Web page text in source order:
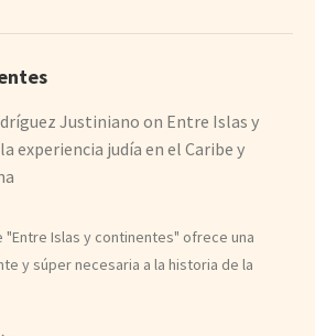
Justiniano on Entre Islas y
experiencia judía en el Caribe y
"Entre Islas y continentes" ofrece una
y súper necesaria a la historia de la